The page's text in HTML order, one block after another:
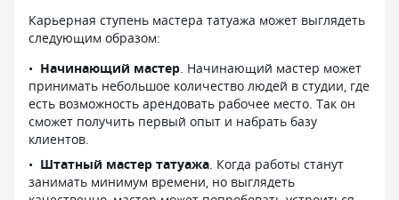
Карьерная ступень мастера татуажа может выглядеть
следующим образом:
Начинающий мастер. Начинающий мастер может
принимать небольшое количество людей в студии, где
есть возможность арендовать рабочее место. Так он
сможет получить первый опыт и набрать базу
клиентов.
Штатный мастер татуажа. Когда работы станут
занимать минимум времени, но выглядеть